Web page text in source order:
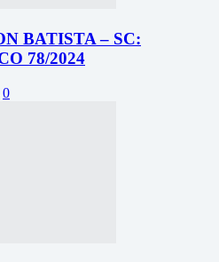
BATISTA – SC:
78/2024
0